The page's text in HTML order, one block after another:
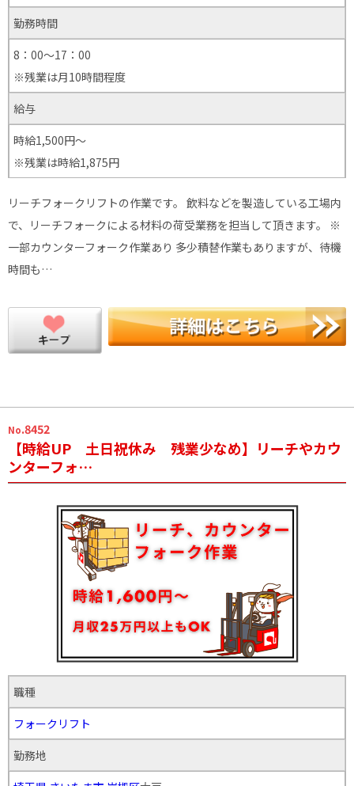
勤務時間
8：00～17：00
※残業は月10時間程度
給与
時給1,500円～
※残業は時給1,875円
リーチフォークリフトの作業です。 飲料などを製造している工場内
で、リーチフォークによる材料の荷受業務を担当して頂きます。 ※
一部カウンターフォーク作業あり 多少積替作業もありますが、待機
時間も…
No.8452
【時給UP 土日祝休み 残業少なめ】リーチやカウ
ンターフォ…
職種
フォークリフト
勤務地